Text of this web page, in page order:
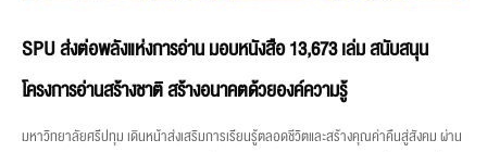
SPU ส่งต่อพลังแห่งการอ่าน มอบหนังสือ 13,673 เล่ม สนับสนุน
โครงการอ่านสร้างชาติ สร้างอนาคตด้วยองค์ความรู้
มหาวิทยาลัยศรีปทุม เดินหน้าส่งเสริมการเรียนรู้ตลอดชีวิตและสร้างคุณค่าคืนสู่สังคม ผ่าน